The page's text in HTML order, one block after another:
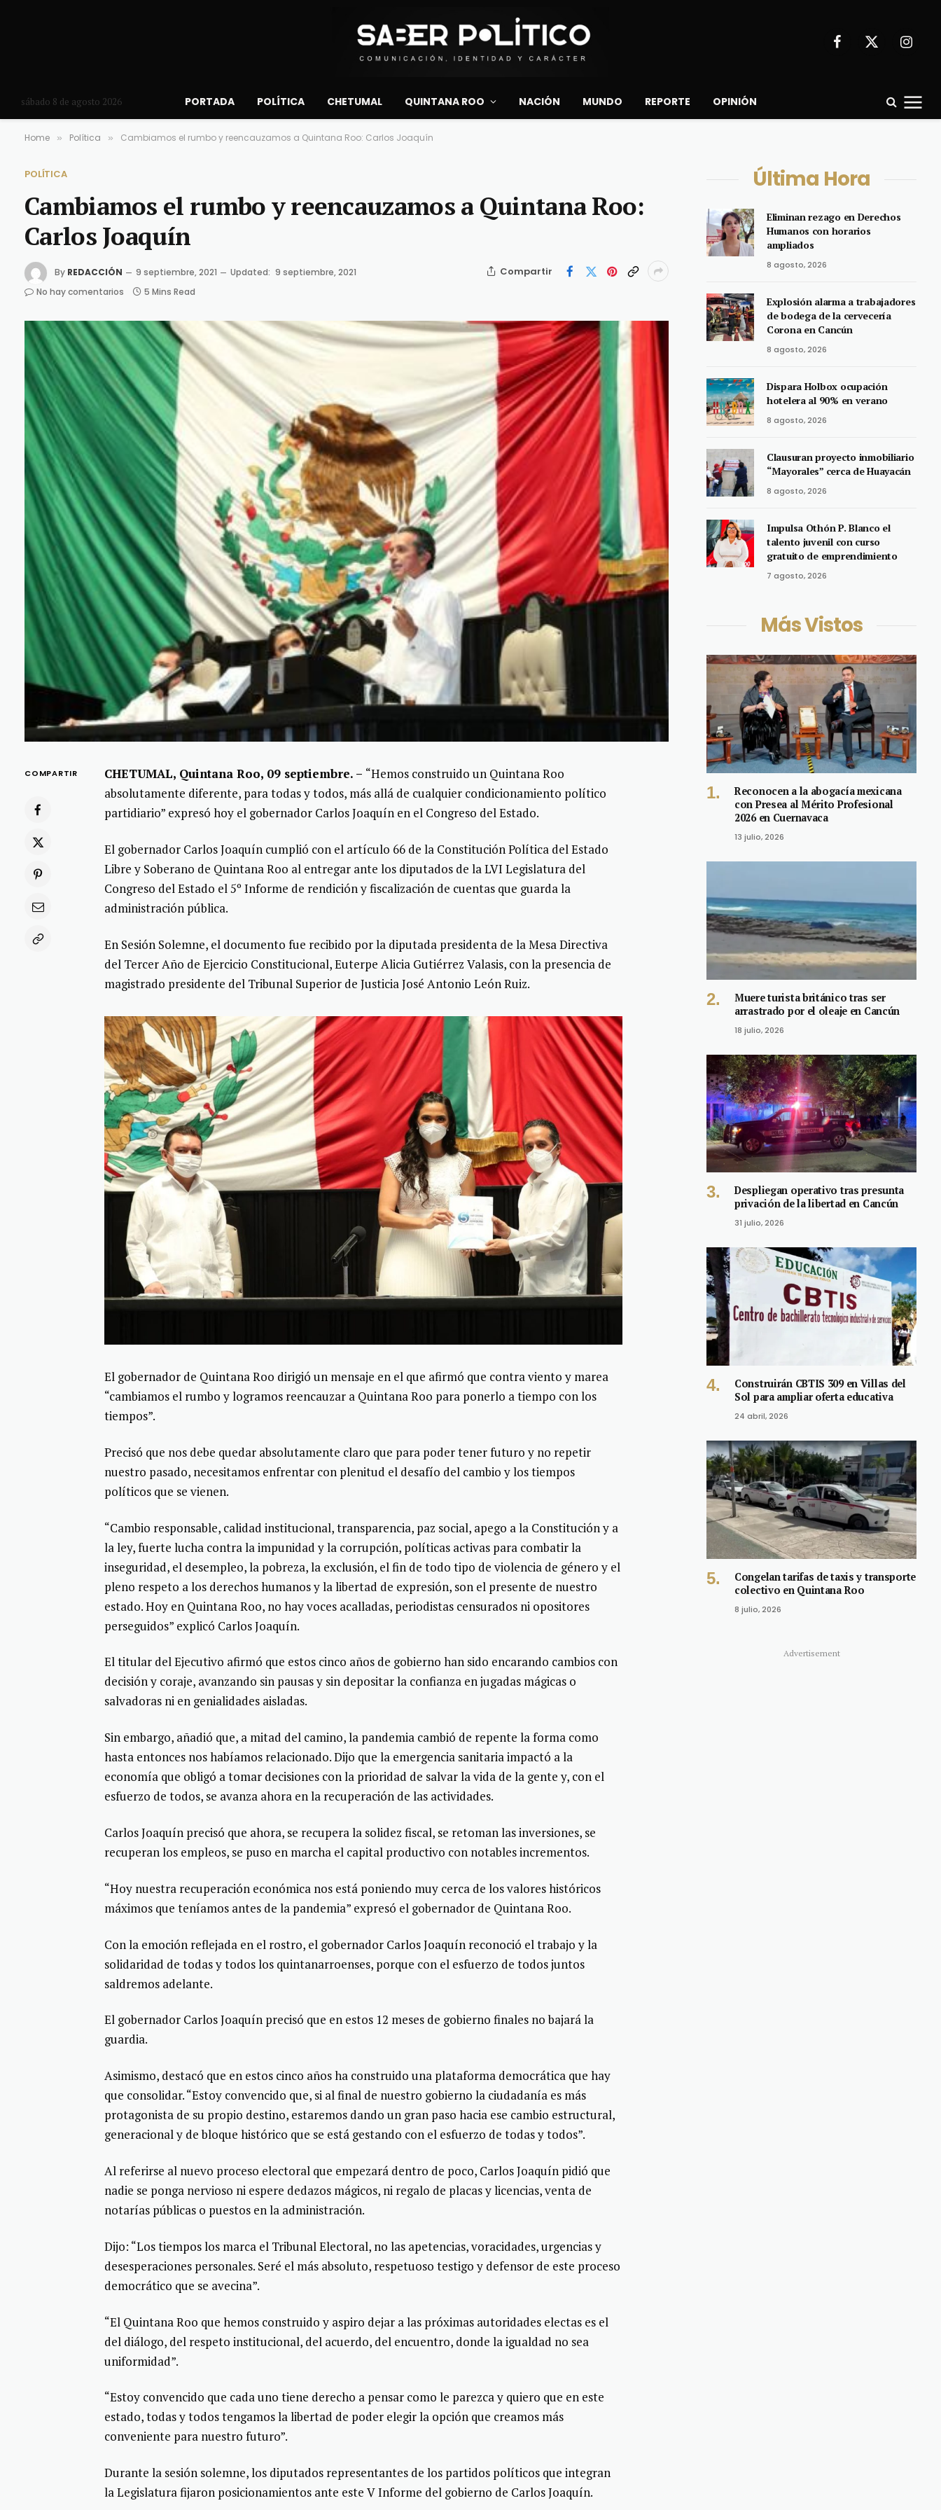
Facebook
X
sábado 8 de agosto 2026 PORTADA POLÍTICA CHETUMAL QUINTANA ROO NACIÓN MUNDO REPORTE OPINIÓN
Home » Política » Cambiamos el rumbo y reencauzamos a Quintana Roo: Carlos Joaquín
POLÍTICA
Cambiamos el rumbo y reencauzamos a Quintana Roo:
Carlos Joaquín
By REDACCIÓN 9 septiembre, 2021 Updated: 9 septiembre, 2021
No hay comentarios
5 Mins Read
Compartir
COMPARTIR CHETUMAL, Quintana Roo, 09 septiembre. – “Hemos construido un Quintana Roo
absolutamente diferente, para todas y todos, más allá de cualquier condicionamiento político
partidiario” expresó hoy el gobernador Carlos Joaquín en el Congreso del Estado.
El gobernador Carlos Joaquín cumplió con el artículo 66 de la Constitución Política del Estado
Libre y Soberano de Quintana Roo al entregar ante los diputados de la LVI Legislatura del
Congreso del Estado el 5º Informe de rendición y fiscalización de cuentas que guarda la
administración pública.
En Sesión Solemne, el documento fue recibido por la diputada presidenta de la Mesa Directiva
del Tercer Año de Ejercicio Constitucional, Euterpe Alicia Gutiérrez Valasis, con la presencia de
magistrado presidente del Tribunal Superior de Justicia José Antonio León Ruiz.
El gobernador de Quintana Roo dirigió un mensaje en el que afirmó que contra viento y marea
“cambiamos el rumbo y logramos reencauzar a Quintana Roo para ponerlo a tiempo con los
tiempos”.
Precisó que nos debe quedar absolutamente claro que para poder tener futuro y no repetir
nuestro pasado, necesitamos enfrentar con plenitud el desafío del cambio y los tiempos
políticos que se vienen.
“Cambio responsable, calidad institucional, transparencia, paz social, apego a la Constitución y a
la ley, fuerte lucha contra la impunidad y la corrupción, políticas activas para combatir la
inseguridad, el desempleo, la pobreza, la exclusión, el fin de todo tipo de violencia de género y el
pleno respeto a los derechos humanos y la libertad de expresión, son el presente de nuestro
estado. Hoy en Quintana Roo, no hay voces acalladas, periodistas censurados ni opositores
perseguidos” explicó Carlos Joaquín.
El titular del Ejecutivo afirmó que estos cinco años de gobierno han sido encarando cambios con
decisión y coraje, avanzando sin pausas y sin depositar la confianza en jugadas mágicas o
salvadoras ni en genialidades aisladas.
Sin embargo, añadió que, a mitad del camino, la pandemia cambió de repente la forma como
hasta entonces nos habíamos relacionado. Dijo que la emergencia sanitaria impactó a la
economía que obligó a tomar decisiones con la prioridad de salvar la vida de la gente y, con el
esfuerzo de todos, se avanza ahora en la recuperación de las actividades.
Carlos Joaquín precisó que ahora, se recupera la solidez fiscal, se retoman las inversiones, se
recuperan los empleos, se puso en marcha el capital productivo con notables incrementos.
“Hoy nuestra recuperación económica nos está poniendo muy cerca de los valores históricos
máximos que teníamos antes de la pandemia” expresó el gobernador de Quintana Roo.
Con la emoción reflejada en el rostro, el gobernador Carlos Joaquín reconoció el trabajo y la
solidaridad de todas y todos los quintanarroenses, porque con el esfuerzo de todos juntos
saldremos adelante.
El gobernador Carlos Joaquín precisó que en estos 12 meses de gobierno finales no bajará la
guardia.
Asimismo, destacó que en estos cinco años ha construido una plataforma democrática que hay
que consolidar. “Estoy convencido que, si al final de nuestro gobierno la ciudadanía es más
protagonista de su propio destino, estaremos dando un gran paso hacia ese cambio estructural,
generacional y de bloque histórico que se está gestando con el esfuerzo de todas y todos”.
Al referirse al nuevo proceso electoral que empezará dentro de poco, Carlos Joaquín pidió que
nadie se ponga nervioso ni espere dedazos mágicos, ni regalo de placas y licencias, venta de
notarías públicas o puestos en la administración.
Dijo: “Los tiempos los marca el Tribunal Electoral, no las apetencias, voracidades, urgencias y
desesperaciones personales. Seré el más absoluto, respetuoso testigo y defensor de este proceso
democrático que se avecina”.
“El Quintana Roo que hemos construido y aspiro dejar a las próximas autoridades electas es el
del diálogo, del respeto institucional, del acuerdo, del encuentro, donde la igualdad no sea
uniformidad”.
“Estoy convencido que cada uno tiene derecho a pensar como le parezca y quiero que en este
estado, todas y todos tengamos la libertad de poder elegir la opción que creamos más
conveniente para nuestro futuro”.
Durante la sesión solemne, los diputados representantes de los partidos políticos que integran
la Legislatura fijaron posicionamientos ante este V Informe del gobierno de Carlos Joaquín.
Última Hora
Eliminan rezago en Derechos
Humanos con horarios
ampliados
8 agosto, 2026
Explosión alarma a trabajadores
de bodega de la cervecería
Corona en Cancún
8 agosto, 2026
Dispara Holbox ocupación
hotelera al 90% en verano
8 agosto, 2026
Clausuran proyecto inmobiliario
“Mayorales” cerca de Huayacán
8 agosto, 2026
Impulsa Othón P. Blanco el
talento juvenil con curso
gratuito de emprendimiento
7 agosto, 2026
Más Vistos
Reconocen a la abogacía mexicana
con Presea al Mérito Profesional
2026 en Cuernavaca
13 julio, 2026
Muere turista británico tras ser
arrastrado por el oleaje en Cancún
18 julio, 2026
Despliegan operativo tras presunta
privación de la libertad en Cancún
31 julio, 2026
Construirán CBTIS 309 en Villas del
Sol para ampliar oferta educativa
24 abril, 2026
Congelan tarifas de taxis y transporte
colectivo en Quintana Roo
8 julio, 2026
Advertisement